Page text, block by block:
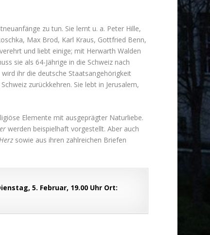
zu tun. Sie lernt u. a. Peter Hille,
Max Brod, Karl Kraus, Gottfried Benn,
und liebt einige; mit Herwarth Walden
sie als 64-Jährige in die Schweiz nach
ihr die deutsche Staatsangehörigkeit
zurückkehren. Sie lebt in Jerusalem,
Elemente mit ausgeprägter Naturliebe.
werden beispielhaft vorgestellt. Aber auch
sowie aus ihren zahlreichen Briefen
5. Februar, 19.00 Uhr Ort: